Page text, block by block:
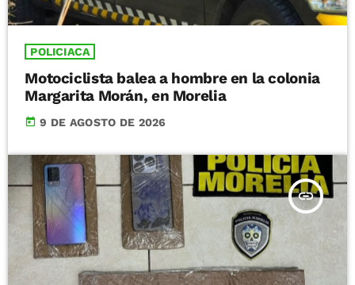
POLICIACA
Motociclista balea a hombre en la colonia
Margarita Morán, en Morelia
today 9 DE AGOSTO DE 2026
insert_link